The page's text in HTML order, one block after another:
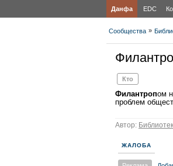
Данфа EDC
Сообщества »
Кто
Филантропом
проблем
Автор:
ЖАЛОБА